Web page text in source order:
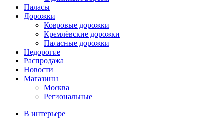
Паласы
Дорожки
Ковровые дорожки
Кремлёвские дорожки
Паласные дорожки
Недорогие
Распродажа
Новости
Магазины
Москва
Региональные
В интерьере